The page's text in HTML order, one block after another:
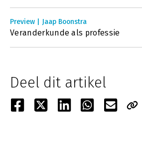
Preview | Jaap Boonstra
Veranderkunde als professie
Deel dit artikel